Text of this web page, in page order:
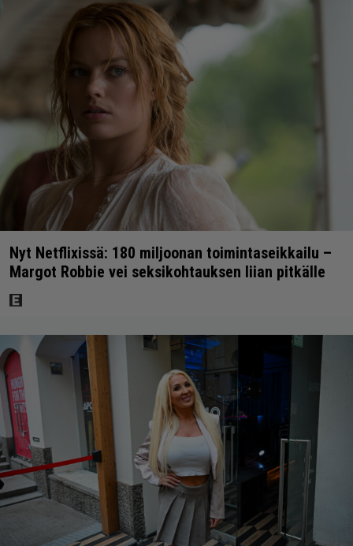
Nyt Netflixissä: 180 miljoonan toimintaseikkailu –
Margot Robbie vei seksikohtauksen liian pitkälle